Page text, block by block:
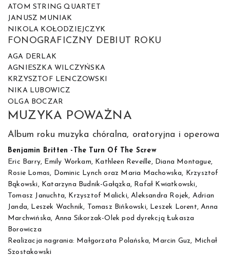
ATOM STRING QUARTET
JANUSZ MUNIAK
NIKOLA KOŁODZIEJCZYK
FONOGRAFICZNY DEBIUT ROKU
AGA DERLAK
AGNIESZKA WILCZYŃSKA
KRZYSZTOF LENCZOWSKI
NIKA LUBOWICZ
OLGA BOCZAR
MUZYKA POWAŻNA
Album roku muzyka chóralna, oratoryjna i operowa
Benjamin Britten -The Turn Of The Screw
Eric Barry, Emily Workam, Kathleen Reveille, Diana Montague,
Rosie Lomas, Dominic Lynch oraz Maria Machowska, Krzysztof
Bąkowski, Katarzyna Budnik-Gałązka, Rafał Kwiatkowski,
Tomasz Januchta, Krzysztof Malicki, Aleksandra Rojek, Adrian
Janda, Leszek Wachnik, Tomasz Bińkowski, Leszek Lorent, Anna
Marchwińska, Anna Sikorzak-Olek pod dyrekcją Łukasza
Borowicza
Realizacja nagrania: Małgorzata Polańska, Marcin Guz, Michał
Szostakowski